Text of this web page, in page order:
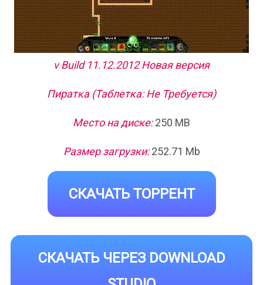
v Build 11.12.2012 Новая версия
Пиратка (Таблетка: Не Требуется)
Место на диске:250 MB
Размер загрузки:252.71 Mb
СКАЧАТЬ ТОРРЕНТ
СКАЧАТЬ ЧЕРЕЗ DOWNLOAD